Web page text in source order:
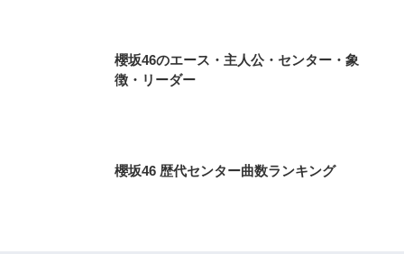
櫻坂46のエース・主人公・センター・象
徴・リーダー
櫻坂46 歴代センター曲数ランキング